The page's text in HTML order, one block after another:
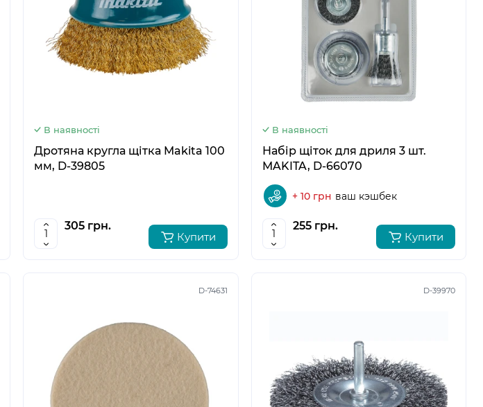
В наявності
Дротяна кругла щітка Makita 100
мм, D-39805
305 грн.
Купити
В наявності
Набір щіток для дриля 3 шт.
MAKITA, D-66070
+ 10 грн ваш кэшбек
255 грн.
Купити
D-74631 D-39970